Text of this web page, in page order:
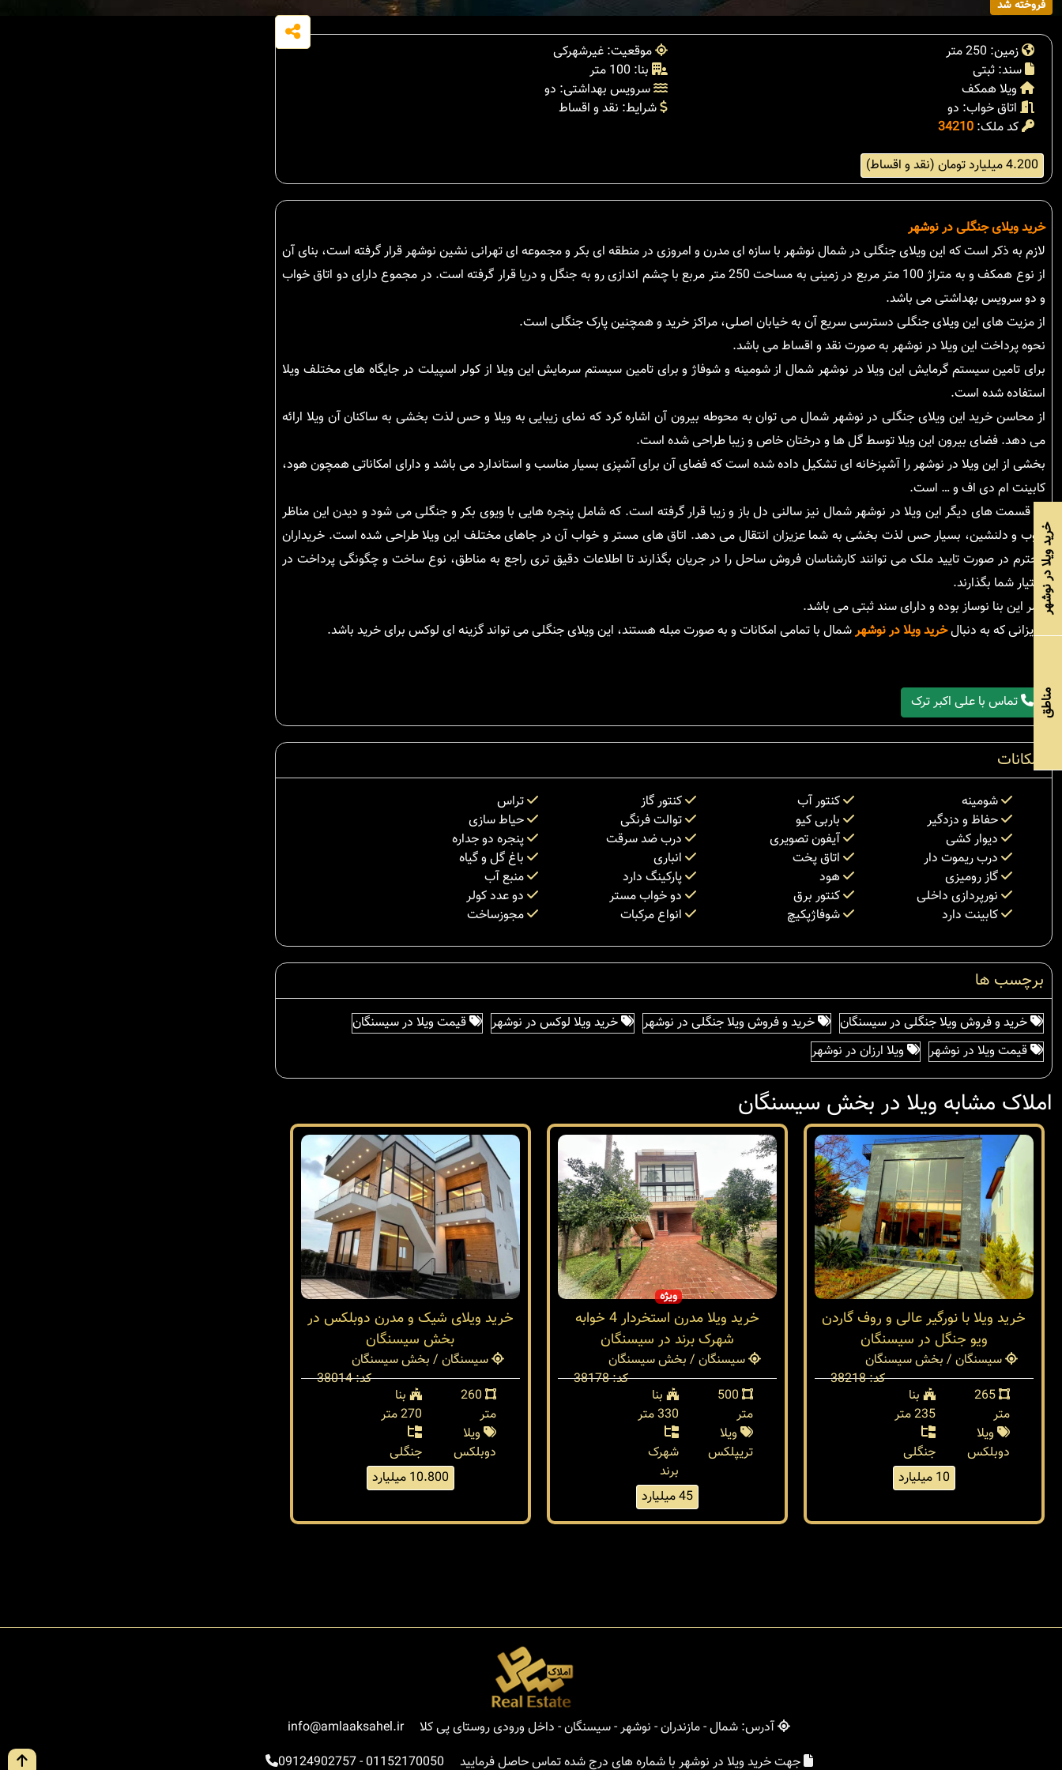
فروخته شد
زمین: 250 متر
موقعیت: غیرشهرکی
سند: ثبتی
بنا: 100 متر
ویلا همکف
سرویس بهداشتی: دو
اتاق خواب: دو
شرایط: نقد و اقساط
کد ملک: 34210
4.200 میلیارد تومان (نقد و اقساط)
خرید ویلای جنگلی در نوشهر
لازم به ذکر است که این ویلای جنگلی در شمال نوشهر با سازه ای مدرن و امروزی در منطقه ای بکر و مجموعه ای تهرانی نشین نوشهر قرار گرفته است، بنای آن
از نوع همکف و به متراژ 100 متر مربع در زمینی به مساحت 250 متر مربع با چشم اندازی رو به جنگل و دریا قرار گرفته است. در مجموع دارای دو اتاق خواب
و دو سرویس بهداشتی می باشد.
از مزیت های این ویلای جنگلی دسترسی سریع آن به خیابان اصلی، مراکز خرید و همچنین پارک جنگلی است.
نحوه پرداخت این ویلا در نوشهر به صورت نقد و اقساط می باشد.
برای تامین سیستم گرمایش این ویلا در نوشهر شمال از شومینه و شوفاژ و برای تامین سیستم سرمایش این ویلا از کولر اسپیلت در جایگاه های مختلف ویلا
استفاده شده است.
از محاسن خرید این ویلای جنگلی در نوشهر شمال می توان به محوطه بیرون آن اشاره کرد که نمای زیبایی به ویلا و حس لذت بخشی به ساکنان آن ویلا ارائه
می دهد. فضای بیرون این ویلا توسط گل ها و درختان خاص و زیبا طراحی شده است.
بخشی از این ویلا در نوشهر را آشپزخانه ای تشکیل داده شده است که فضای آن برای آشپزی بسیار مناسب و استاندارد می باشد و دارای امکاناتی همچون هود،
کابینت ام دی اف و … است.
در قسمت های دیگر این ویلا در نوشهر شمال نیز سالنی دل باز و زیبا قرار گرفته است. که شامل پنجره هایی با ویوی بکر و جنگلی می شود و دیدن این مناظر
خوب و دلنشین، بسیار حس لذت بخشی به شما عزیزان انتقال می دهد. اتاق های مستر و خواب آن در جاهای مختلف این ویلا طراحی شده است. خریداران
محترم در صورت تایید ملک می توانند کارشناسان فروش ساحل را در جریان بگذارند تا اطلاعات دقیق تری راجع به مناطق، نوع ساخت و چگونگی پرداخت در
اختیار شما بگذارند.
عمر این بنا نوساز بوده و دارای سند ثبتی می باشد.
عزیزانی که به دنبالخرید ویلا در نوشهرشمال با تمامی امکانات و به صورت مبله هستند، این ویلای جنگلی می تواند گزینه ای لوکس برای خرید باشد.
تماس با علی اکبر ترک
امکانات
شومینه کنتور آب کنتور گاز
تراس
حفاظ و دزدگیر
باربی کیو توالت فرنگی
حیاط سازی
دیوار کشی
آیفون تصویری درب ضد سرقت
پنجره دو جداره
درب ریموت دار
اتاق پخت انباری
باغ گل و گیاه
گاز رومیزی
هود پارکینگ دارد
منبع آب
نورپردازی داخلی
کنتور برق دو خواب مستر
دو عدد کولر
کابینت دارد
شوفاژپکیچ انواع مرکبات مجوزساخت
برچسب ها
خرید و فروش ویلا جنگلی در سیسنگان خرید و فروش ویلا جنگلی در نوشهر خرید ویلا لوکس در نوشهر
قیمت ویلا در سیسنگان
قیمت ویلا در نوشهر
ویلا ارزان در نوشهر
املاک مشابه ویلا در بخش سیسنگان
خرید ویلا با نورگیر عالی و روف گاردن
ویو جنگل در سیسنگان
سیسنگان / بخش سیسنگان
کد: 38218
265
متر
بنا
235 متر
ویلا
دوبلکس
جنگلی
10 میلیارد
ویژه
خرید ویلا مدرن استخردار 4 خوابه
شهرک برند در سیسنگان
سیسنگان / بخش سیسنگان
کد: 38178
500
متر
بنا
330 متر
ویلا
تریپلکس
شهرک
برند
45 میلیارد
خرید ویلای شیک و مدرن دوبلکس در
بخش سیسنگان
سیسنگان / بخش سیسنگان
کد: 38014
260
متر
بنا
270 متر
ویلا
دوبلکس
جنگلی
10.800 میلیارد
آدرس: شمال - مازندران - نوشهر - سیسنگان - داخل ورودی روستای پی کلا
info@amlaaksahel.ir
جهت خرید ویلا در نوشهر با شماره های درج شده تماس حاصل فرمایید
01152170050
-
09124902757
خرید ویلا در نوشهر
مناطق